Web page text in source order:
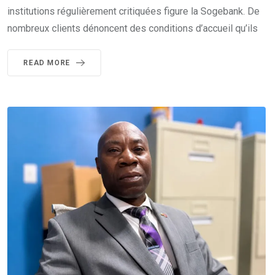
institutions régulièrement critiquées figure la Sogebank. De
nombreux clients dénoncent des conditions d’accueil qu’ils
READ MORE